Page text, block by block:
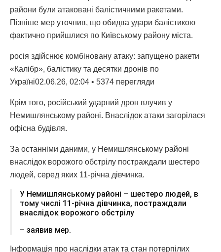
райони були атаковані балістичними ракетами.
Пізніше мер уточнив, що обидва удари балістикою
фактично прийшлися по Київському району міста.
росія здійснює комбіновану атаку: запущено ракети
«Калібр», балістику та десятки дронів по
Україні02.06.26, 02:04 • 5374 перегляди
Крім того, російський ударний дрон влучив у
Немишлянському районі. Внаслідок атаки загорілася
офісна будівля.
За останніми даними, у Немишлянському районі
внаслідок ворожого обстрілу постраждали шестеро
людей, серед яких 11-річна дівчинка.
У Немишлянському районі – шестеро людей, в
тому числі 11-річна дівчинка, постраждали
внаслідок ворожого обстрілу
– заявив мер.
Інформація про наслідки атак та стан потерпілих